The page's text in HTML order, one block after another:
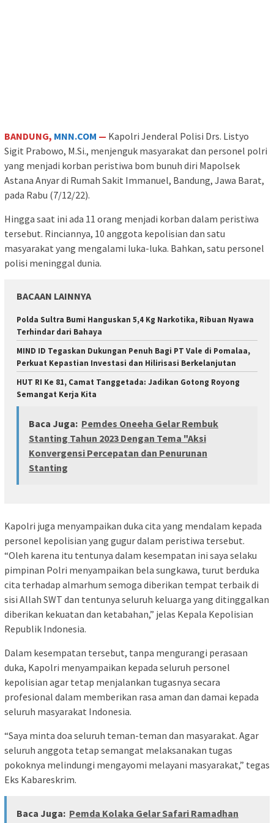
BANDUNG, MNN.COM — Kapolri Jenderal Polisi Drs. Listyo
Sigit Prabowo, M.Si., menjenguk masyarakat dan personel polri
yang menjadi korban peristiwa bom bunuh diri Mapolsek
Astana Anyar di Rumah Sakit Immanuel, Bandung, Jawa Barat,
pada Rabu (7/12/22).
Hingga saat ini ada 11 orang menjadi korban dalam peristiwa
tersebut. Rinciannya, 10 anggota kepolisian dan satu
masyarakat yang mengalami luka-luka. Bahkan, satu personel
polisi meninggal dunia.
BACAAN LAINNYA
Polda Sultra Bumi Hanguskan 5,4 Kg Narkotika, Ribuan Nyawa
Terhindar dari Bahaya
MIND ID Tegaskan Dukungan Penuh Bagi PT Vale di Pomalaa,
Perkuat Kepastian Investasi dan Hilirisasi Berkelanjutan
HUT RI Ke 81, Camat Tanggetada: Jadikan Gotong Royong
Semangat Kerja Kita
Baca Juga: Pemdes Oneeha Gelar Rembuk
Stanting Tahun 2023 Dengan Tema "Aksi
Konvergensi Percepatan dan Penurunan
Stanting
Kapolri juga menyampaikan duka cita yang mendalam kepada
personel kepolisian yang gugur dalam peristiwa tersebut.
“Oleh karena itu tentunya dalam kesempatan ini saya selaku
pimpinan Polri menyampaikan bela sungkawa, turut berduka
cita terhadap almarhum semoga diberikan tempat terbaik di
sisi Allah SWT dan tentunya seluruh keluarga yang ditinggalkan
diberikan kekuatan dan ketabahan,” jelas Kepala Kepolisian
Republik Indonesia.
Dalam kesempatan tersebut, tanpa mengurangi perasaan
duka, Kapolri menyampaikan kepada seluruh personel
kepolisian agar tetap menjalankan tugasnya secara
profesional dalam memberikan rasa aman dan damai kepada
seluruh masyarakat Indonesia.
“Saya minta doa seluruh teman-teman dan masyarakat. Agar
seluruh anggota tetap semangat melaksanakan tugas
pokoknya melindungi mengayomi melayani masyarakat,” tegas
Eks Kabareskrim.
Baca Juga: Pemda Kolaka Gelar Safari Ramadhan